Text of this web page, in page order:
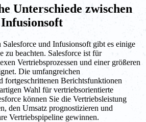
Unterschiede zwischen
und Infusionsoft gibt es einige
zu beachten. Salesforce ist für
Vertriebsprozessen und einer größeren
Die umfangreichen
fortgeschrittenen Berichtsfunktionen
Wahl für vertriebsorientierte
können Sie die Vertriebsleistung
den Umsatz prognostizieren und
Vertriebspipeline gewinnen.